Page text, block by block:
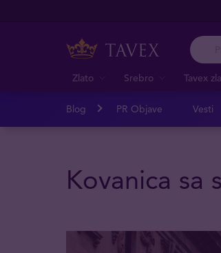
Zlato Srebro Tavex
Blog PR Objave Vesti
Kovanica sa